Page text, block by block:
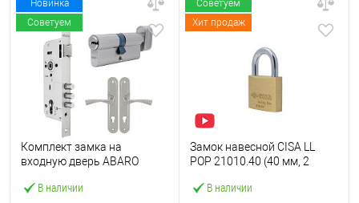
Новинка
Советуем
В наличии
Комплект замка на
входную дверь ABARO
цилиндром B100 60T и
Советуем
Хит продаж
В наличии
Замок навесной CISA LL
POP 21010.40 (40 мм, 2